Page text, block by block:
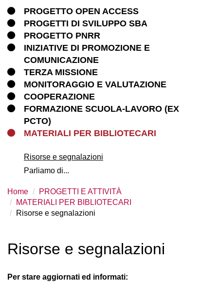
PROGETTO OPEN ACCESS
PROGETTI DI SVILUPPO SBA
PROGETTO PNRR
INIZIATIVE DI PROMOZIONE E
COMUNICAZIONE
TERZA MISSIONE
MONITORAGGIO E VALUTAZIONE
COOPERAZIONE
FORMAZIONE SCUOLA-LAVORO (EX
PCTO)
MATERIALI PER BIBLIOTECARI
Risorse e segnalazioni
Parliamo di...
Home
PROGETTI E ATTIVITÀ
MATERIALI PER BIBLIOTECARI
Risorse e segnalazioni
Risorse e segnalazioni
Per stare aggiornati ed informati: